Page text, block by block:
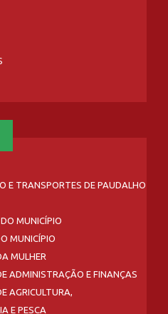
E TRANSPORTES DE PAUDALHO
MUNICÍPIO
MUNICÍPIO
MULHER
ADMINISTRAÇÃO E FINANÇAS
AGRICULTURA,
E PESCA